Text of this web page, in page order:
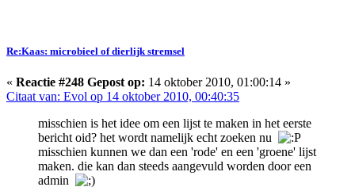
Re:Kaas: microbieel of dierlijk stremsel
« Reactie #248 Gepost op: 14 oktober 2010, 01:00:14 »
Citaat van: Evol op 14 oktober 2010, 00:40:35
misschien is het idee om een lijst te maken in het eerste
bericht oid? het wordt namelijk echt zoeken nu
misschien kunnen we dan een 'rode' en een 'groene' lijst
maken. die kan dan steeds aangevuld worden door een
admin